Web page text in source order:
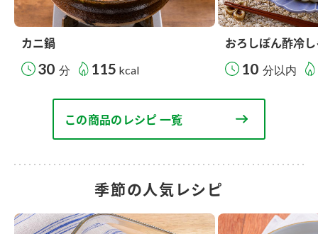
カニ鍋
30 分 115 kcal
おろしぽん酢冷
10 分以内
この商品のレシピ 一覧
季節の人気レシピ